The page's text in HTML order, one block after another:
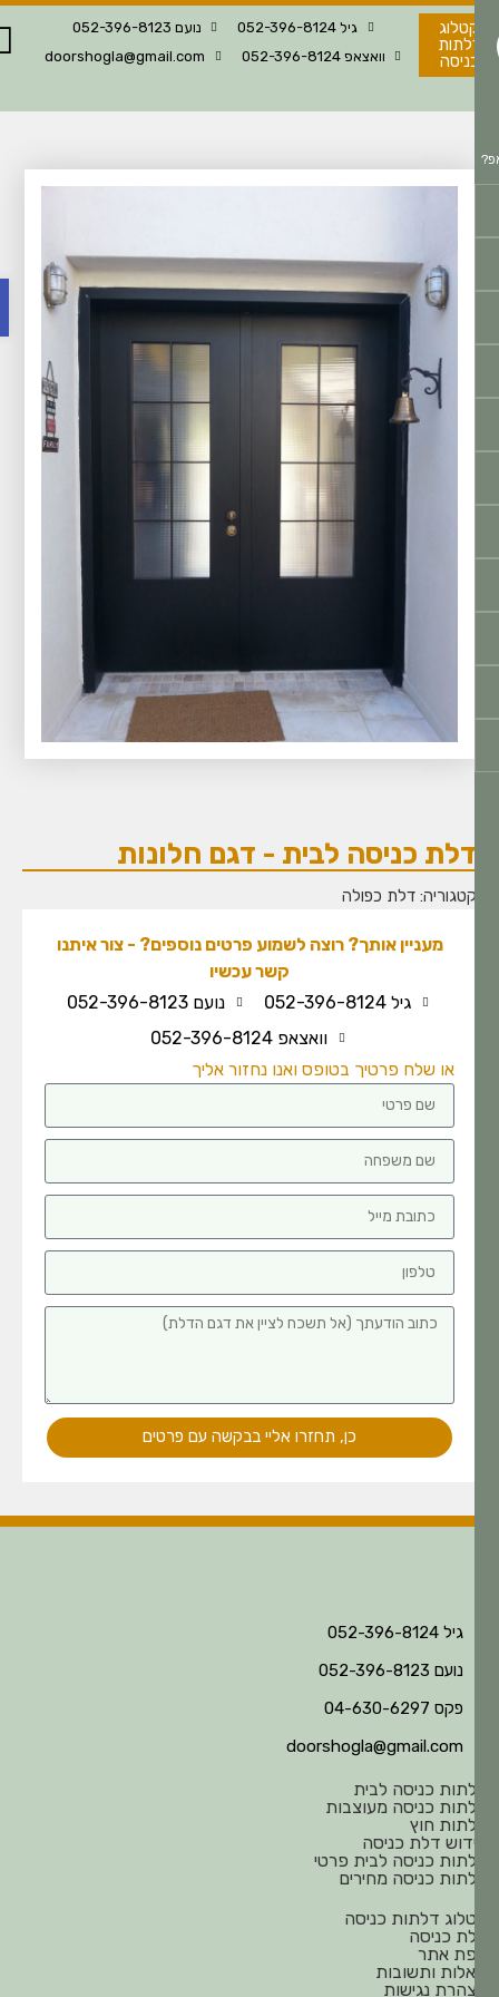
גיל 052-396-8124
נועם 052-396-8123
וואצאפ 052-396-8124
doorshogla@gmail.com
כניסה לבית - דגם חלונות
דלת כפולה
מעניין אותך? רוצה לשמוע פרטים נוספים? - צור איתנו
קשר עכשיו
גיל 052-396-8124
נועם 052-396-8123
וואצאפ 052-396-8124
או שלח פרטיך בטופס ואנו נחזור אליך
כן, תחזרו אליי בבקשה עם פרטים
גיל 052-396-8124
נועם 052-396-8123
פקס 04-630-6297
doorshogla@gmail.com
כניסה לבית
כניסה מעוצבות
חוץ
דלת כניסה
כניסה לבית פרטי
כניסה מחירים
דלתות כניסה
כניסה
אתר
ותשובות
נגישות